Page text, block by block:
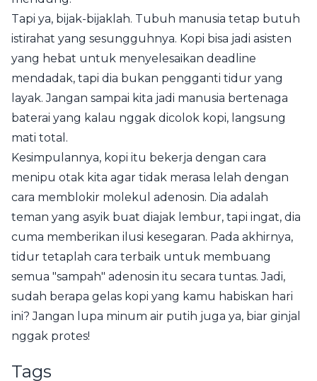
Tapi ya, bijak-bijaklah. Tubuh manusia tetap butuh
istirahat yang sesungguhnya. Kopi bisa jadi asisten
yang hebat untuk menyelesaikan deadline
mendadak, tapi dia bukan pengganti tidur yang
layak. Jangan sampai kita jadi manusia bertenaga
baterai yang kalau nggak dicolok kopi, langsung
mati total.
Kesimpulannya, kopi itu bekerja dengan cara
menipu otak kita agar tidak merasa lelah dengan
cara memblokir molekul adenosin. Dia adalah
teman yang asyik buat diajak lembur, tapi ingat, dia
cuma memberikan ilusi kesegaran. Pada akhirnya,
tidur tetaplah cara terbaik untuk membuang
semua "sampah" adenosin itu secara tuntas. Jadi,
sudah berapa gelas kopi yang kamu habiskan hari
ini? Jangan lupa minum air putih juga ya, biar ginjal
nggak protes!
Tags